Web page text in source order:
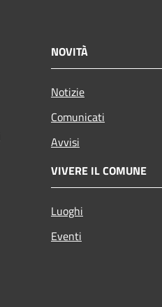
NOVITÀ
Notizie
Comunicati
Avvisi
VIVERE IL COMUNE
Luoghi
Eventi